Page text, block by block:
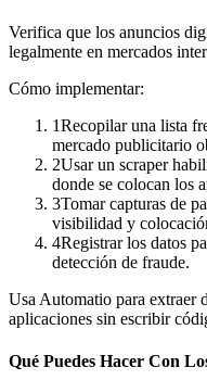
Verifica que los anuncios
legalmente en mercados
Cómo implementar:
1Recopilar una lista
mercado publicitario
2Usar un scraper
donde se colocan los
3Tomar capturas de
visibilidad y
4Registrar los datos
detección de fraude.
Usa Automatio para extraer
aplicaciones sin escribir
Qué Puedes Hacer Con